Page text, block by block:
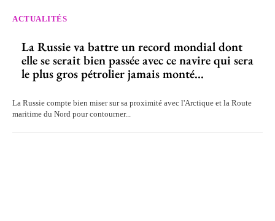
ACTUALITÉS
La Russie va battre un record mondial dont
elle se serait bien passée avec ce navire qui sera
le plus gros pétrolier jamais monté...
La Russie compte bien miser sur sa proximité avec l'Arctique et la Route
maritime du Nord pour contourner...